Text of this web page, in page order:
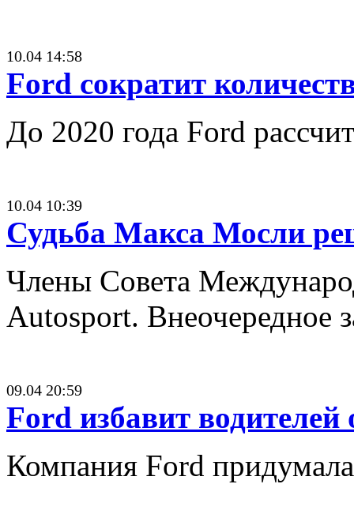
10.04 14:58
Ford сократит
До 2020 года Ford
10.04 10:39
Судьба Макса Мосли
Члены Совета
Autosport. Внеочередное
09.04 20:59
Ford избавит
Компания Ford